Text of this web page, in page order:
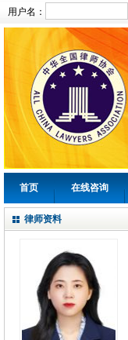
用户名：
首页 在线咨询
律师资料